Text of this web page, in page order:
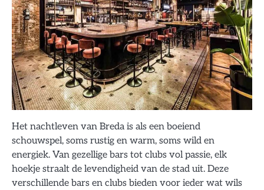
Het nachtleven van Breda is als een boeiend
schouwspel, soms rustig en warm, soms wild en
energiek. Van gezellige bars tot clubs vol passie, elk
hoekje straalt de levendigheid van de stad uit. Deze
verschillende bars en clubs bieden voor ieder wat wils